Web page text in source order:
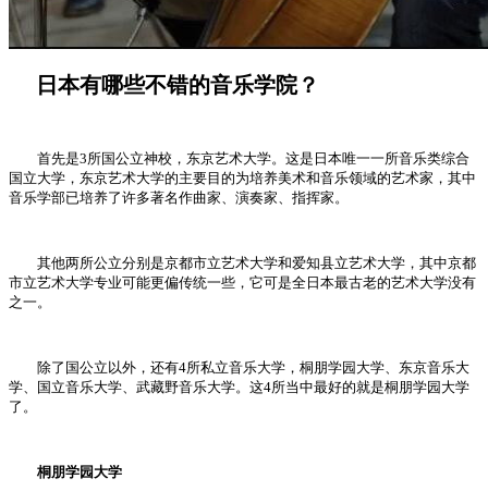
日本有哪些不错的音乐学院？
首先是3所国公立神校，东京艺术大学。这是日本唯一一所音乐类综合
国立大学，东京艺术大学的主要目的为培养美术和音乐领域的艺术家，其中
音乐学部已培养了许多著名作曲家、演奏家、指挥家。
其他两所公立分别是京都市立艺术大学和爱知县立艺术大学，其中京都
市立艺术大学专业可能更偏传统一些，它可是全日本最古老的艺术大学没有
之一。
除了国公立以外，还有4所私立音乐大学，桐朋学园大学、东京音乐大
学、国立音乐大学、武藏野音乐大学。这4所当中最好的就是桐朋学园大学
了。
桐朋学园大学